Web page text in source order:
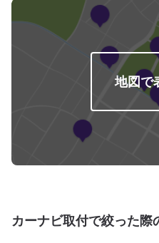
す。-----ご来店時の注意、受付方法
ら５分入庫の際はお気をつけてお越
いているスペースに駐車してくださ
しました」とお伝えください。ご案
休日：日曜日営業時間：9:00~19:00
地図で
カーナビ取付で絞った際